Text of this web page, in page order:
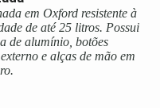
em Oxford resistente à
de até 25 litros. Possui
de alumínio, botões
e alças de mão em